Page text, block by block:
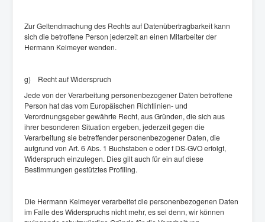
Zur Geltendmachung des Rechts auf Datenübertragbarkeit kann
sich die betroffene Person jederzeit an einen Mitarbeiter der
Hermann Keimeyer wenden.
g) Recht auf Widerspruch
Jede von der Verarbeitung personenbezogener Daten betroffene
Person hat das vom Europäischen Richtlinien- und
Verordnungsgeber gewährte Recht, aus Gründen, die sich aus
ihrer besonderen Situation ergeben, jederzeit gegen die
Verarbeitung sie betreffender personenbezogener Daten, die
aufgrund von Art. 6 Abs. 1 Buchstaben e oder f DS-GVO erfolgt,
Widerspruch einzulegen. Dies gilt auch für ein auf diese
Bestimmungen gestütztes Profiling.
Die Hermann Keimeyer verarbeitet die personenbezogenen Daten
im Falle des Widerspruchs nicht mehr, es sei denn, wir können